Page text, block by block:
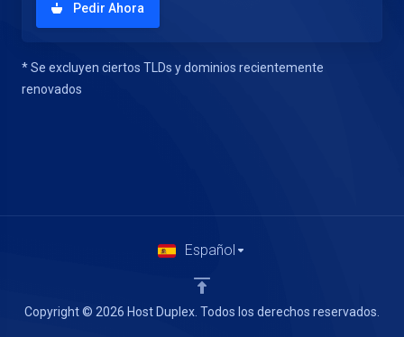
Pedir Ahora
* Se excluyen ciertos TLDs y dominios recientemente
renovados
Copyright © 2026 Host Duplex. Todos los derechos reservados.
Español